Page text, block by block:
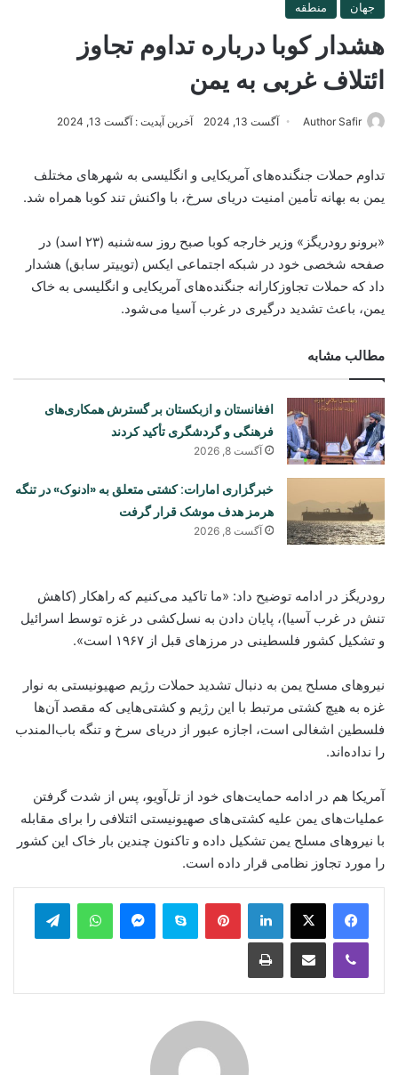
جهان منطقه
هشدار کوبا درباره تداوم تجاوز
ائتلاف غربی به یمن
Author Safir آگست 13, 2024 آخرین آپدیت : آگست 13, 2024
تداوم حملات جنگنده‌های آمریکایی و انگلیسی به شهرهای مختلف
یمن به بهانه تأمین امنیت دریای سرخ، با واکنش تند کوبا همراه شد.
«برونو رودریگز» وزیر خارجه کوبا صبح روز سه‌شنبه (۲۳ اسد) در
صفحه شخصی خود در شبکه اجتماعی ایکس (توییتر سابق) هشدار
داد که حملات تجاوزکارانه جنگنده‌های آمریکایی و انگلیسی به خاک
یمن، باعث تشدید درگیری در غرب آسیا می‌شود.
مطالب مشابه
افغانستان و ازبکستان بر گسترش همکاری‌های
فرهنگی و گردشگری تأکید کردند
آگست 8, 2026
خبرگزاری امارات: کشتی متعلق به «ادنوک» در تنگه
هرمز هدف موشک قرار گرفت
آگست 8, 2026
رودریگز در ادامه توضیح داد: «ما تاکید می‌کنیم که راهکار (کاهش
تنش در غرب آسیا)، پایان دادن به نسل‌کشی در غزه توسط اسرائیل
و تشکیل کشور فلسطینی در مرزهای قبل از ۱۹۶۷ است».
نیروهای مسلح یمن به دنبال تشدید حملات رژیم صهیونیستی به نوار
غزه به هیچ کشتی مرتبط با این رژیم و کشتی‌هایی که مقصد آن‌ها
فلسطین اشغالی است، اجازه عبور از دریای سرخ و تنگه باب‌المندب
را نداده‌اند.
آمریکا هم در ادامه حمایت‌های خود از تل‌آویو، پس از شدت گرفتن
عملیات‌های یمن علیه کشتی‌های صهیونیستی ائتلافی را برای مقابله
با نیروهای مسلح یمن تشکیل داده و تاکنون چندین بار خاک این کشور
را مورد تجاوز نظامی قرار داده است.
LinkedIn
Pinterest
Skype
Messenger
WhatsApp
Viber
Share via Email
Print